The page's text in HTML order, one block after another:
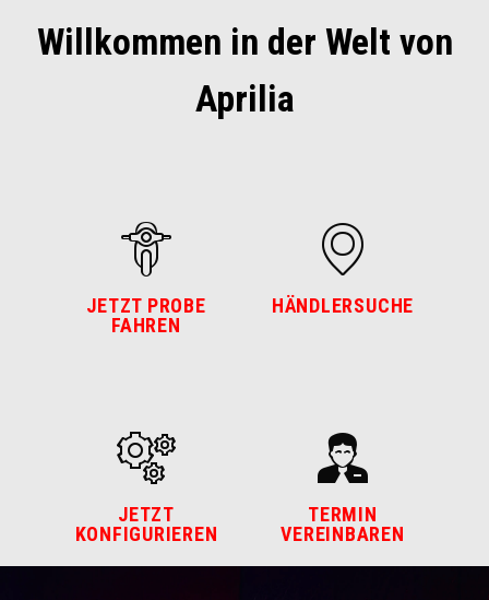
Willkommen in der Welt von
Aprilia
JETZT PROBE
FAHREN
HÄNDLERSUCHE
JETZT
KONFIGURIEREN
TERMIN
VEREINBAREN